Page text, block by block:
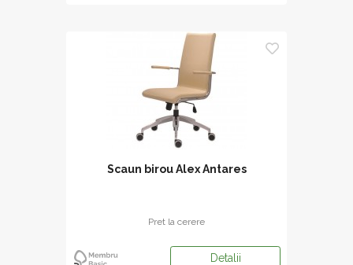
Scaun birou Alex Antares
Pret la cerere
Detalii